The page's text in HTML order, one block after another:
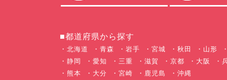
■都道府県から探す
北海道 青森 岩手 宮城 秋田
山形
静岡
愛知 三重 滋賀 京都 大阪
熊本
大分 宮崎 鹿児島 沖縄